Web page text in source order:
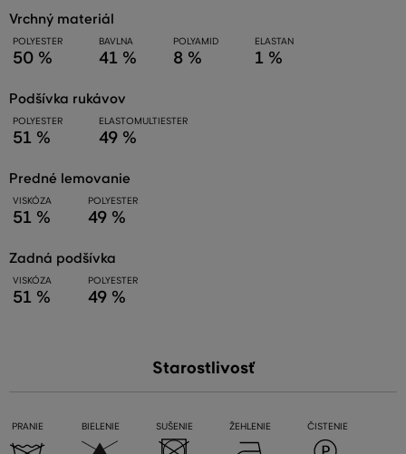
vrchný materiál
POLYESTER
50 %
BAVLNA
41 %
POLYAMID
8 %
ELASTAN
1 %
podšívka rukávov
POLYESTER
51 %
ELASTOMULTIESTER
49 %
predné lemovanie
VISKÓZA
51 %
POLYESTER
49 %
zadná podšívka
VISKÓZA
51 %
POLYESTER
49 %
Starostlivosť
PRANIE BIELENIE SUŠENIE ŽEHLENIE ČISTENIE